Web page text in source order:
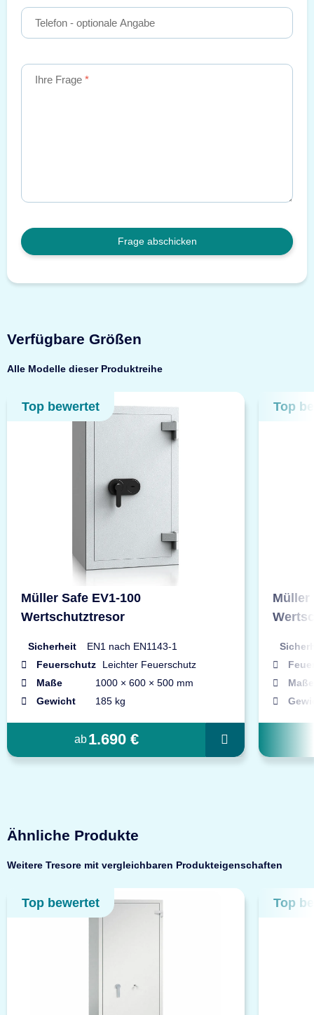
Telefon - optionale Angabe
Ihre Frage
Frage abschicken
Verfügbare Größen
Alle Modelle dieser Produktreihe
Top bewertet
Müller Safe EV1-100
Wertschutztresor
Sicherheit
EN1 nach EN1143-1
Feuerschutz
Leichter Feuerschutz
Maße
1000 × 600 × 500 mm
Gewicht
185 kg
ab1.690 €
Top
Müller
Maße
Ähnliche Produkte
Weitere Tresore mit vergleichbaren Produkteigenschaften
Top bewertet Top